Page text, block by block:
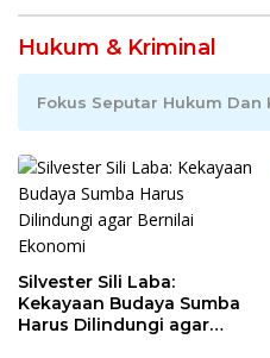
Hukum & Kriminal
Fokus Seputar Hukum Dan
Silvester Sili Laba:
Kekayaan Budaya Sumba
Harus Dilindungi agar